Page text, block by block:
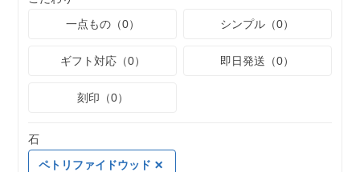
一点もの（0）
シンプル（0）
ギフト対応（0） 即日発送（0）
刻印（0）
石
ペトリファイドウッド